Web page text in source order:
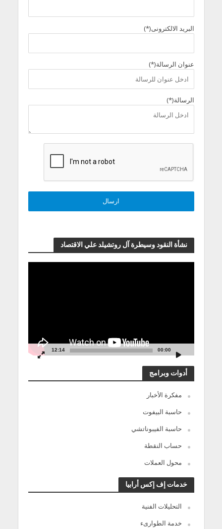
البريد الالكترونى(*)
عنوان الرسالة(*)
الرسالة(*)
نشأة النقود وسيطرة آل روتشيلد علي الاقتصاد
00:00
12:14
أدوات وبرامج
مفكرة الأخبار
حاسبة البيفوت
حاسبة الفيبوناتشي
حساب النقطة
محول العملات
خدمات إف إكس أرابيا
التحليلات الفنية
خدمة الطوارىء